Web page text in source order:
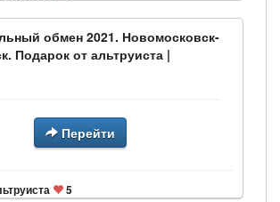
обмен 2021. Новомосковск-
Подарок от альтруиста |
Перейти
5